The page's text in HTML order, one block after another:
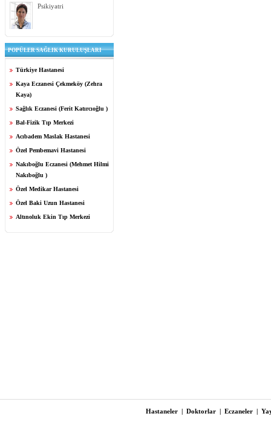
Psikiyatri
POPÜLER SAĞLIK KURULUŞLARI
Türkiye Hastanesi
Kaya Eczanesi Çekmeköy (Zehra
Kaya)
Sağlık Eczanesi (Ferit Katırcıoğlu )
Bal-Fizik Tıp Merkezi
Acıbadem Maslak Hastanesi
Özel Pembemavi Hastanesi
Nakıboğlu Eczanesi (Mehmet Hilmi
Nakıboğlu )
Özel Medikar Hastanesi
Özel Baki Uzun Hastanesi
Altınoluk Ekin Tıp Merkezi
Hastaneler | Doktorlar | Eczaneler |